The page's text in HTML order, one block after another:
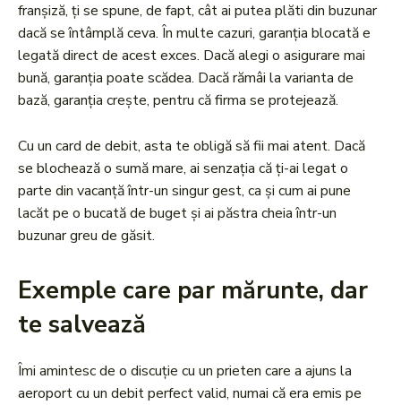
franșiză, ți se spune, de fapt, cât ai putea plăti din buzunar
dacă se întâmplă ceva. În multe cazuri, garanția blocată e
legată direct de acest exces. Dacă alegi o asigurare mai
bună, garanția poate scădea. Dacă rămâi la varianta de
bază, garanția crește, pentru că firma se protejează.
Cu un card de debit, asta te obligă să fii mai atent. Dacă
se blochează o sumă mare, ai senzația că ți-ai legat o
parte din vacanță într-un singur gest, ca și cum ai pune
lacăt pe o bucată de buget și ai păstra cheia într-un
buzunar greu de găsit.
Exemple care par mărunte, dar
te salvează
Îmi amintesc de o discuție cu un prieten care a ajuns la
aeroport cu un debit perfect valid, numai că era emis pe